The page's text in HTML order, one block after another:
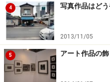
4 写真作品はど
2013/11/05
5 アート作品の